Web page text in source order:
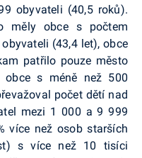
obyvateli (40,5 roků).
měly obce s počtem
(43,4 let), obce
patřilo pouze město
obce s méně než 500
počet dětí nad
mezi 1 000 a 9 999
více než osob starších
s více než 10 tisíci